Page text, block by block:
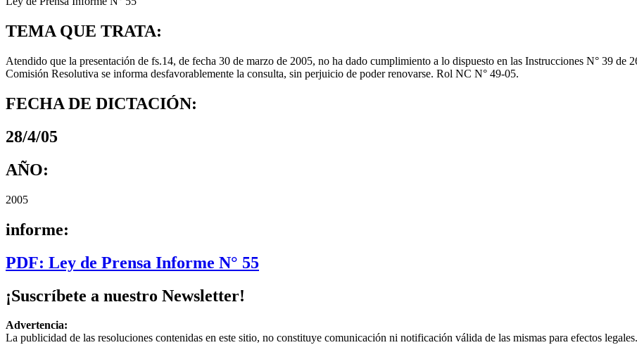
TEMA QUE TRATA:
Atendido que la presentación de fs.14, de fecha 30 de marzo de 2005, no ha dado cumplimiento a lo dispuesto en las Instrucciones N° 39
Comisión Resolutiva se informa desfavorablemente la consulta, sin perjuicio de poder renovarse. Rol NC N° 49-05.
FECHA DE DICTACIÓN:
28/4/05
AÑO:
2005
informe:
PDF: Ley de Prensa Informe N° 55
¡Suscríbete a nuestro Newsletter!
Advertencia:
La publicidad de las resoluciones contenidas en este sitio, no constituye comunicación ni notificación válida de las mismas para efectos